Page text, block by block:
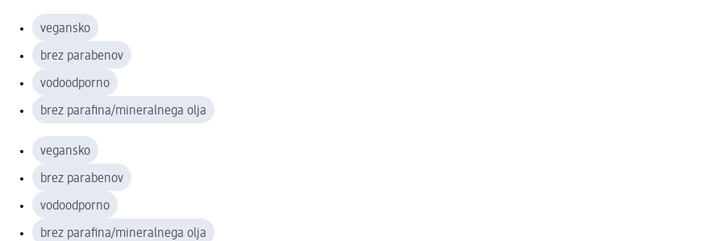
vegansko
brez parabenov
vodoodporno
brez parafina/mineralnega olja
vegansko
brez parabenov
vodoodporno
brez parafina/mineralnega olja